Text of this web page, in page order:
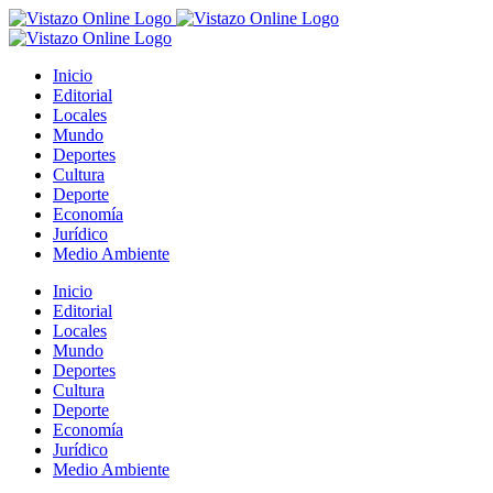
Saltar
al
Inicio
Editorial
Locales
Mundo
Deportes
Cultura
Deporte
Economía
Jurídico
Medio Ambiente
Inicio
Editorial
Locales
Mundo
Deportes
Cultura
Deporte
Economía
Jurídico
Medio Ambiente